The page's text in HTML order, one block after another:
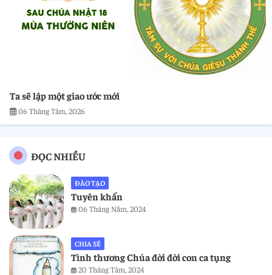
Ta sẽ lập một giao ước mới
06 Tháng Tám, 2026
ĐỌC NHIỀU
ĐÀO TẠO
Tuyên khấn
06 Tháng Năm, 2024
CHIA SẺ
Tình thương Chúa đời đời con ca tụng
20 Tháng Tám, 2024